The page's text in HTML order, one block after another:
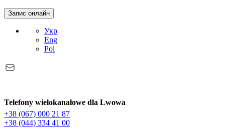
Запис онлайн
Укр
Eng
Pol
Telefony wielokanałowe dla Lwowa
+38 (067) 000 21 87
+38 (044) 334 41 00